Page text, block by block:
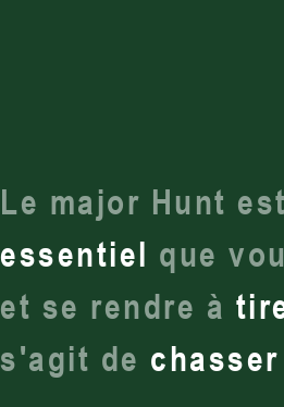
Le major Hunt
essentiel que
et se rendre à
s'agit de